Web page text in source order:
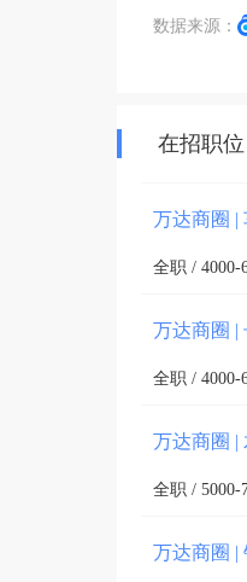
数据来源：
在招职位
万达商圈 |
全职 / 4000-
万达商圈 |
全职 / 4000-
万达商圈 |
全职 / 5000-
万达商圈 |